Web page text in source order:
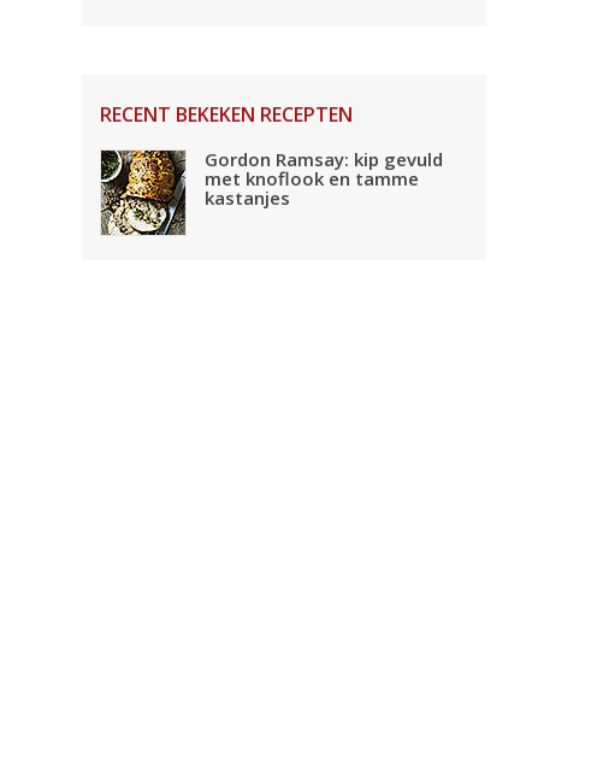
RECENT BEKEKEN RECEPTEN
Gordon Ramsay: kip gevuld
met knoflook en tamme
kastanjes